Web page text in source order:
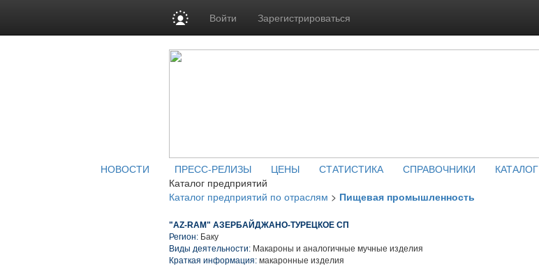
Войти Зарегистрироваться
НОВОСТИ ПРЕСС-РЕЛИЗЫ ЦЕНЫ СТАТИСТИКА СПРАВОЧНИКИ КАТАЛОГ
Каталог предприятий
Каталог предприятий по отраслям > Пищевая промышленность
"AZ-RAM" АЗЕРБАЙДЖАНО-ТУРЕЦКОЕ СП
Регион: Баку
Виды деятельности: Макароны и аналогичные мучные изделия
Краткая информация: макаронные изделия